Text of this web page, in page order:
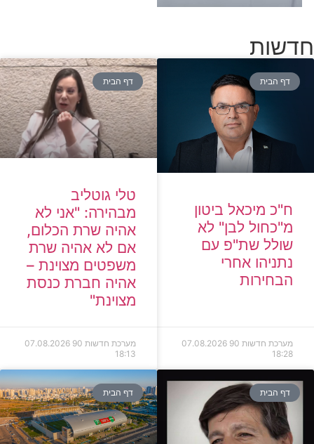
חדשות
דף הבית
ח"כ מיכאל ביטון
מ"כחול לבן" לא
שולל שת"פ עם
נתניהו אחרי
הבחירות
מערכת חדשות 90
07.08.2026
18:28
דף הבית
טלי גוטליב
מבהירה: "אני לא
אהיה שרת הכלום,
אם לא אהיה שרת
משפטים מצוינת –
אהיה חברת כנסת
מצוינת"
מערכת חדשות 90
07.08.2026
18:13
דף הבית דף הבית